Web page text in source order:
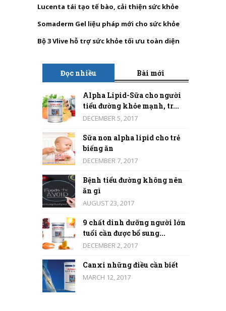
Lucenta tái tạo tế bào, cải thiện sức khỏe
Somaderm Gel liệu pháp mới cho sức khỏe
Bộ 3 Vlive hỗ trợ sức khỏe tối ưu toàn diện
Đọc nhiều Bài mới
Alpha Lipid-Sữa cho người
tiểu đường khỏe mạnh, tr...
DECEMBER 5, 2017
Sữa non alpha lipid cho trẻ
biếng ăn
DECEMBER 7, 2017
Bệnh tiểu đường không nên
ăn gì
AUGUST 23, 2017
9 chất dinh dưỡng người lớn
tuổi cần được bổ sung...
DECEMBER 2, 2017
Canxi những điều cần biết
MARCH 12, 2017